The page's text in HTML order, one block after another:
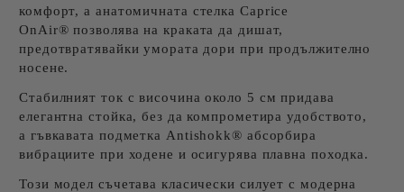
комфорт, а анатомичната стелка Caprice
OnAir® позволява на краката да дишат,
предотвратявайки умората дори при продължително
носене.
Стабилният ток с височина около 5 см придава
елегантна стойка, без да компрометира удобството,
а гъвкавата подметка Antishokk® абсорбира
вибрациите при ходене и осигурява плавна походка.
Този модел съчетава класически силует с модерна